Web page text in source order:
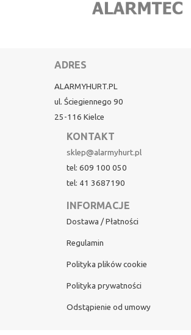
ADRES
ALARMYHURT.PL
ul. Ściegiennego 90
25-116 Kielce
KONTAKT
sklep@alarmyhurt.pl
tel: 609 100 050
tel: 41 3687190
INFORMACJE
Dostawa / Płatności
Regulamin
Polityka plików cookie
Polityka prywatności
Odstąpienie od umowy